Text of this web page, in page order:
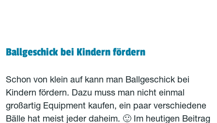
Ballgeschick bei Kindern fördern
Schon von klein auf kann man Ballgeschick bei
Kindern fördern. Dazu muss man nicht einmal
großartig Equipment kaufen, ein paar verschiedene
Bälle hat meist jeder daheim. 🙂 Im heutigen Beitrag